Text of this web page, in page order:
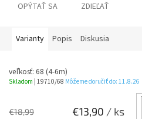
OPÝTAŤ SA ZDIEĽAŤ
Varianty Popis Diskusia
veľkosť: 68 (4-6m)
Skladom | 19710/68 Môžeme doručiť do: 11.8.26
€18,99 €13,90 / ks